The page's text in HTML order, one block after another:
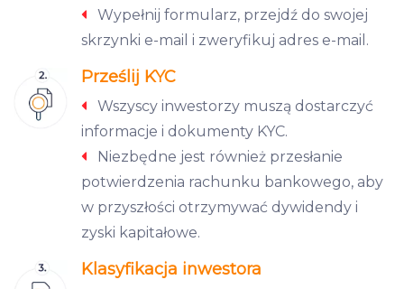
Wypełnij formularz, przejdź do swojej
skrzynki e-mail i zweryfikuj adres e-mail.
Prześlij KYC
Wszyscy inwestorzy muszą dostarczyć
informacje i dokumenty KYC.
Niezbędne jest również przesłanie
potwierdzenia rachunku bankowego, aby
w przyszłości otrzymywać dywidendy i
zyski kapitałowe.
Klasyfikacja inwestora